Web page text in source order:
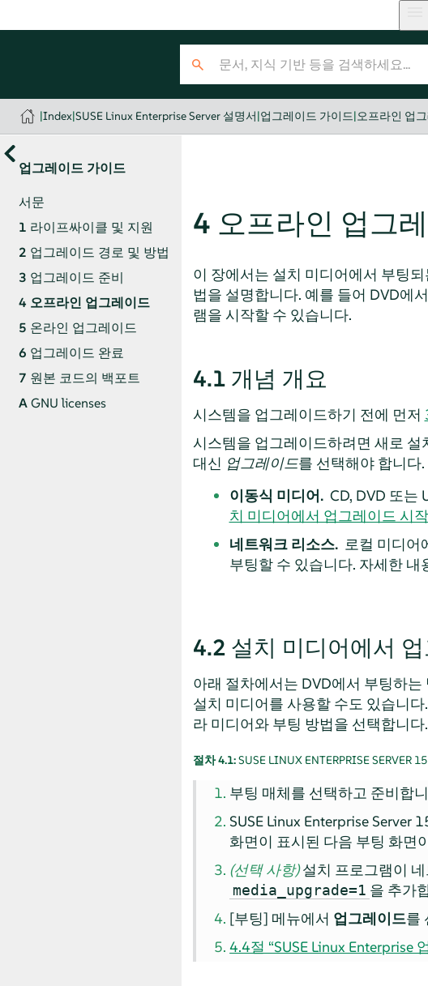
|Index|SUSE Linux Enterprise Server 설명서|업그레이드 가이드|오프라인 업
업그레이드 가이드
서문
1 라이프싸이클 및 지원
2 업그레이드 경로 및 방법
3 업그레이드 준비
4 오프라인 업그레이드
5 온라인 업그레이드
6 업그레이드 완료
7 원본 코드의 백포트
AGNU licenses
4 오프라인 업그
이 장에서는 설치 미디어에서 부팅
법을 설명합니다. 예를 들어 DVD에
램을 시작할 수 있습니다.
4.1 개념 개요
시스템을 업그레이드하기 전에 먼저
시스템을 업그레이드하려면 새로
대신 업그레이드를 선택해야 합니다
이동식 미디어. CD, DVD 또는
치 미디어에서 업그레이드 시
네트워크 리소스. 로컬 미디어
부팅할 수 있습니다. 자세한 내
4.2 설치 미디어에서
아래 절차에서는 DVD에서 부팅하
설치 미디어를 사용할 수도 있습니
라 미디어와 부팅 방법을 선택합니다.
절차 4.1:SUSE LINUX ENTERPRISE SERVER
부팅 매체를 선택하고 준비합
SUSE Linux Enterprise Server
화면이 표시된 다음 부팅 화면
(선택 사항)설치 프로그램이
media_upgrade=1 을 추가
[부팅] 메뉴에서 업그레이드를
4.4절 “SUSE Linux Enterprise